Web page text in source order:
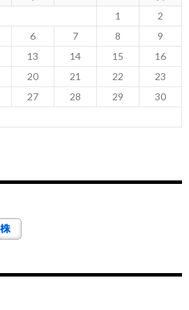
1
2
6 7 8
9
13 14 15
16
20 21 22
23
27 28 29
30